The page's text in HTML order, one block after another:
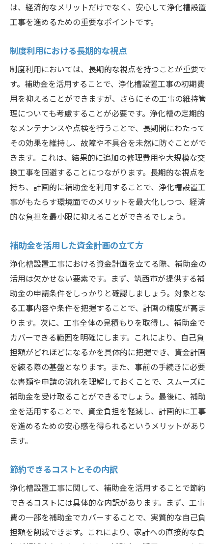
は、経済的なメリットだけでなく、安心して浄化槽設置
工事を進めるための重要なポイントです。
制度利用における長期的な視点
制度利用においては、長期的な視点を持つことが重要で
す。補助金を活用することで、浄化槽設置工事の初期費
用を抑えることができますが、さらにその工事の維持管
理についても考慮することが必要です。浄化槽の定期的
なメンテナンスや点検を行うことで、長期間にわたって
その効果を維持し、故障や不具合を未然に防ぐことがで
きます。これは、結果的に追加の修理費用や大規模な交
換工事を回避することにつながります。長期的な視点を
持ち、計画的に補助金を利用することで、浄化槽設置工
事がもたらす環境面でのメリットを最大化しつつ、経済
的な負担を最小限に抑えることができるでしょう。
補助金を活用した資金計画の立て方
浄化槽設置工事における資金計画を立てる際、補助金の
活用は欠かせない要素です。まず、筑西市が提供する補
助金の申請条件をしっかりと確認しましょう。対象とな
る工事内容や条件を把握することで、計画の精度が高ま
ります。次に、工事全体の見積もりを取得し、補助金で
カバーできる範囲を明確にします。これにより、自己負
担額がどれほどになるかを具体的に把握でき、資金計画
を練る際の基盤となります。また、事前の手続きに必要
な書類や申請の流れを理解しておくことで、スムーズに
補助金を受け取ることができるでしょう。最後に、補助
金を活用することで、資金負担を軽減し、計画的に工事
を進めるための安心感を得られるというメリットがあり
ます。
節約できるコストとその内訳
浄化槽設置工事に関して、補助金を活用することで節約
できるコストには具体的な内訳があります。まず、工事
費の一部を補助金でカバーすることで、実質的な自己負
担額を削減できます。これにより、家計への直接的な負